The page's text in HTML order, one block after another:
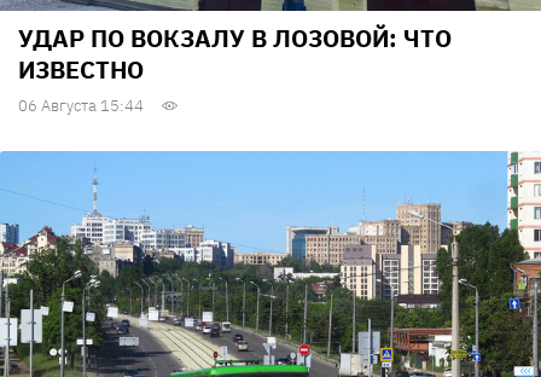
УДАР ПО ВОКЗАЛУ В ЛОЗОВОЙ: ЧТО
ИЗВЕСТНО
06 Августа 15:44